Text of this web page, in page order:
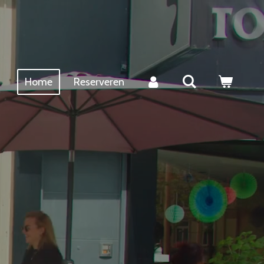
Home Reserveren